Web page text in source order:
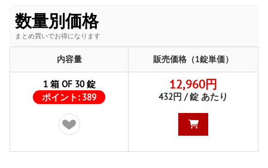
数量別価格
まとめ買いでお得になります
内容量 販売価格（1錠単価）
1 箱 OF 30 錠
ポイント: 389
12,960円
432円 / 錠 あたり